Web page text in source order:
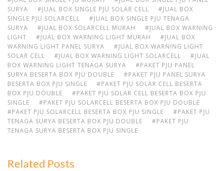
SURYA
#JUAL BOX SINGLE PJU SOLAR CELL
#JUAL BOX
SINGLE PJU SOLARCELL
#JUAL BOX SINGLE PJU TENAGA
SURYA
#JUAL BOX SOLARCELL MURAH
#JUAL BOX WARNING
LIGHT
#JUAL BOX WARNING LIGHT MURAH
#JUAL BOX
WARNING LIGHT PANEL SURYA
#JUAL BOX WARNING LIGHT
SOLAR CELL
#JUAL BOX WARNING LIGHT SOLARCELL
#JUAL
BOX WARNING LIGHT TENAGA SURYA
#PAKET PJU PANEL
SURYA BESERTA BOX PJU DOUBLE
#PAKET PJU PANEL SURYA
BESERTA BOX PJU SINGLE
#PAKET PJU SOLAR CELL BESERTA
BOX PJU DOUBLE
#PAKET PJU SOLAR CELL BESERTA BOX PJU
SINGLE
#PAKET PJU SOLARCELL BESERTA BOX PJU DOUBLE
#PAKET PJU SOLARCELL BESERTA BOX PJU SINGLE
#PAKET PJU
TENAGA SURYA BESERTA BOX PJU DOUBLE
#PAKET PJU
TENAGA SURYA BESERTA BOX PJU SINGLE
Related Posts